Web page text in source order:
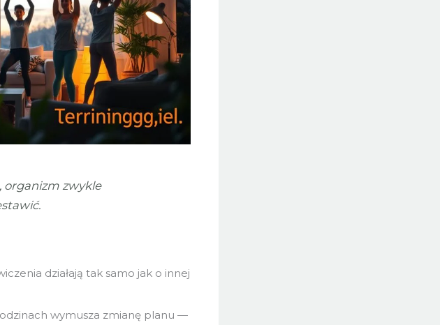
organizm zwykle
działają tak samo jak o innej
wymusza zmianę planu —